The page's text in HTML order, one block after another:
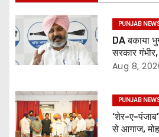
PUNJAB
DA बकाया
सरकार
वित्त मंत्री;
Aug 8,
PUNJAB
‘शेर-ए-
से आगाज,